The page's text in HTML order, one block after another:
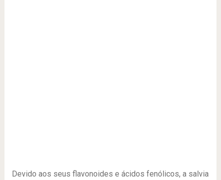
Devido aos seus flavonoides e ácidos fenólicos, a salvia